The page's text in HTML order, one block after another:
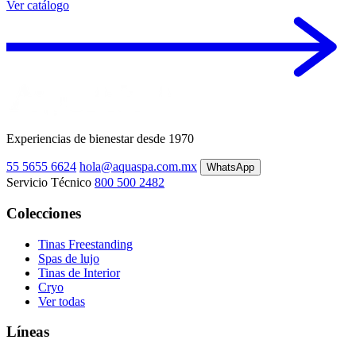
Ver catálogo
Experiencias de bienestar desde 1970
55 5655 6624 hola@aquaspa.com.mx WhatsApp
Servicio Técnico 800 500 2482
Colecciones
Tinas Freestanding
Spas de lujo
Tinas de Interior
Cryo
Ver todas
Líneas